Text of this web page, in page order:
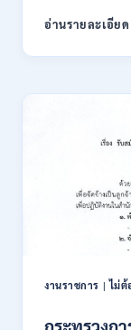
อ่านรายละเอียด
งานราชการ |ไม่ต้
กระทรวงก